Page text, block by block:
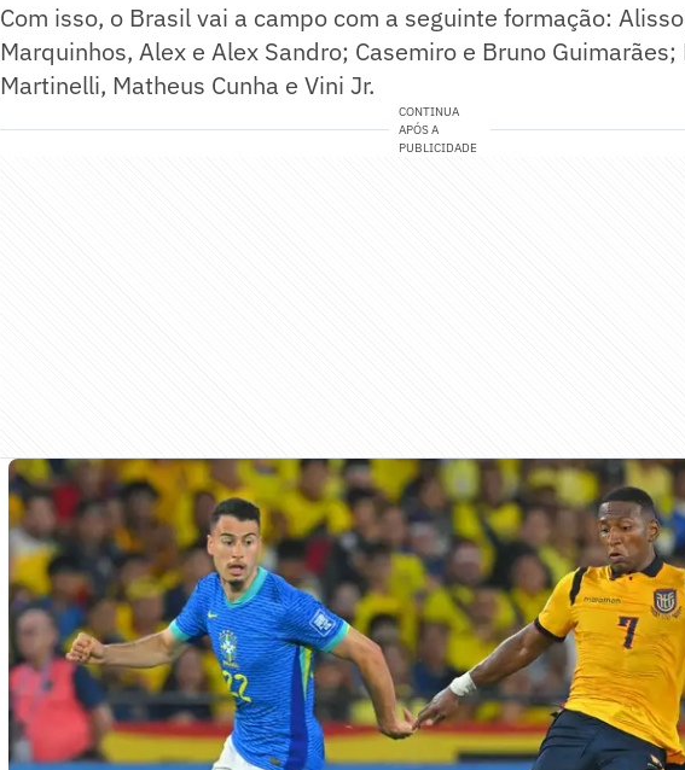
Com isso, o Brasil vai a campo com a seguinte formação:
Marquinhos, Alex e Alex Sandro; Casemiro e Bruno
Martinelli, Matheus Cunha e Vini Jr.
CONTINUA
APÓS A
PUBLICIDADE